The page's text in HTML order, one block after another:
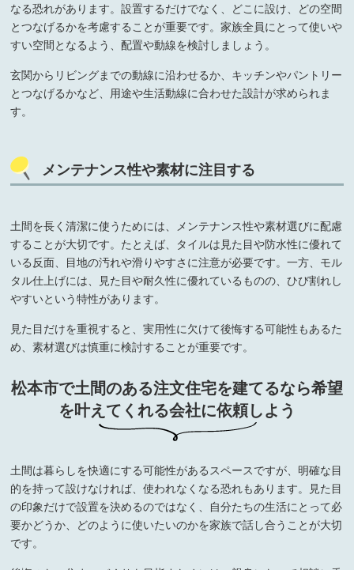
なる恐れがあります。設置するだけでなく、どこに設け、どの空間
とつなげるかを考慮することが重要です。家族全員にとって使いや
すい空間となるよう、配置や動線を検討しましょう。
玄関からリビングまでの動線に沿わせるか、キッチンやパントリー
とつなげるかなど、用途や生活動線に合わせた設計が求められま
す。
メンテナンス性や素材に注目する
土間を長く清潔に使うためには、メンテナンス性や素材選びに配慮
することが大切です。たとえば、タイルは見た目や防水性に優れて
いる反面、目地の汚れや滑りやすさに注意が必要です。一方、モル
タル仕上げには、見た目や耐久性に優れているものの、ひび割れし
やすいという特性があります。
見た目だけを重視すると、実用性に欠けて後悔する可能性もあるた
め、素材選びは慎重に検討することが重要です。
松本市で土間のある注文住宅を建てるなら希望
を叶えてくれる会社に依頼しよう
土間は暮らしを快適にする可能性があるスペースですが、明確な目
的を持って設けなければ、使われなくなる恐れもあります。見た目
の印象だけで設置を決めるのではなく、自分たちの生活にとって必
要かどうか、どのように使いたいのかを家族で話し合うことが大切
です。